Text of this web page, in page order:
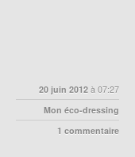
20 juin 2012 à 07:27
Mon éco-dressing
1 commentaire